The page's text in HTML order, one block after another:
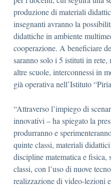
produzione di materiali
insegnanti avranno la
didattiche in ambiente
cooperazione. A beneficiare
saranno solo i 5 istituti in rete,
altre scuole, interconnessi in
già operativa nell’Istituto
“Attraverso l’impiego di
innovativi – ha spiegato la
produrranno e
quinte classi, materiali
discipline matematica e fisica,
classi, con l’uso di nuove
realizzazione di video-lezioni